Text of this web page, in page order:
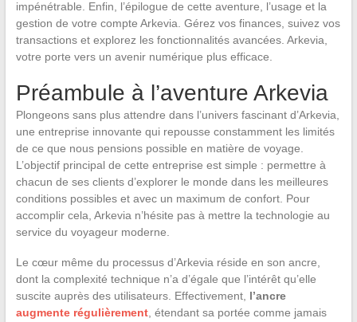
impénétrable. Enfin, l’épilogue de cette aventure, l’usage et la
gestion de votre compte Arkevia. Gérez vos finances, suivez vos
transactions et explorez les fonctionnalités avancées. Arkevia,
votre porte vers un avenir numérique plus efficace.
Préambule à l’aventure Arkevia
Plongeons sans plus attendre dans l’univers fascinant d’Arkevia,
une entreprise innovante qui repousse constamment les limités
de ce que nous pensions possible en matière de voyage.
L’objectif principal de cette entreprise est simple : permettre à
chacun de ses clients d’explorer le monde dans les meilleures
conditions possibles et avec un maximum de confort. Pour
accomplir cela, Arkevia n’hésite pas à mettre la technologie au
service du voyageur moderne.
Le cœur même du processus d’Arkevia réside en son ancre,
dont la complexité technique n’a d’égale que l’intérêt qu’elle
suscite auprès des utilisateurs. Effectivement, l’ancre
augmente régulièrement, étendant sa portée comme jamais